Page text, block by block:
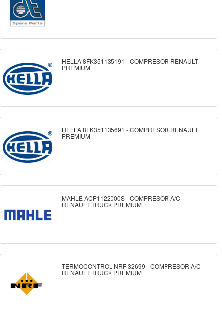
HELLA 8FK351135191 - COMPRESOR RENAULT
PREMIUM
HELLA 8FK351135691 - COMPRESOR RENAULT
PREMIUM
MAHLE ACP1122000S - COMPRESOR A/C
RENAULT TRUCK PREMIUM
TERMOCONTROL NRF 32699 - COMPRESOR A/C
RENAULT TRUCK PREMIUM